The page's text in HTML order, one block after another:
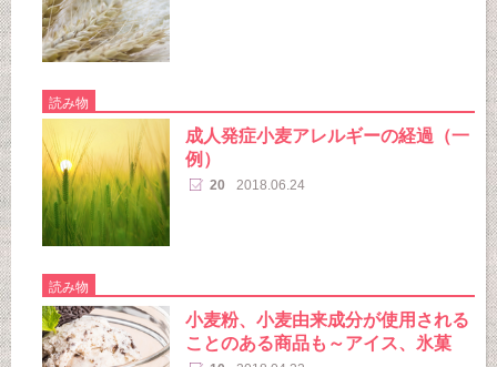
読み物
成人発症小麦アレルギーの経過（一
例）
20 2018.06.24
読み物
小麦粉、小麦由来成分が使用される
ことのある商品も～アイス、氷菓